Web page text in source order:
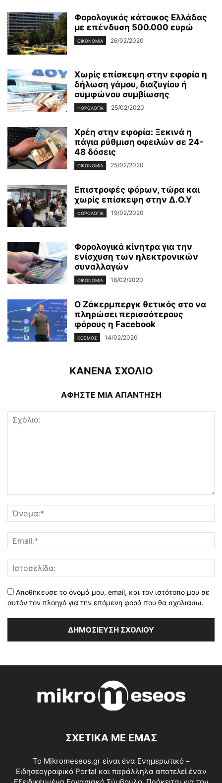
Φορολογικός κάτοικος Ελλάδας
με επένδυση 500.000 ευρώ
ΟΙΚΟΝΟΜΊΑ 26/02/2020
Χωρίς επίσκεψη στην εφορία η
δήλωση γάμου, διαζυγίου ή
συμφώνου συμβίωσης
ΦΟΡΟΛΟΓΊΑ 25/02/2020
Χρέη στην εφορία: Ξεκινά η
πάγια ρύθμιση οφειλών σε 24-
48 δόσεις
ΟΙΚΟΝΟΜΊΑ 25/02/2020
Επιστροφές φόρων, τώρα και
χωρίς επίσκεψη στην Δ.Ο.Υ
ΦΟΡΟΛΟΓΊΑ 19/02/2020
Φορολογικά κίνητρα για την
ενίσχυση των ηλεκτρονικών
συναλλαγών
ΟΙΚΟΝΟΜΊΑ 18/02/2020
Ο Ζάκερμπεργκ θετικός στο να
πληρώσει περισσότερους
φόρους η Facebook
ΚΌΣΜΟΣ 14/02/2020
ΚΑΝΕΝΑ ΣΧΟΛΙΟ
ΑΦΗΣΤΕ ΜΙΑ ΑΠΑΝΤΗΣΗ
Αποθήκευσε το όνομά μου, email, και τον ιστότοπο μου σε
αυτόν τον πλοηγό για την επόμενη φορά που θα σχολιάσω.
ΣΧΕΤΙΚΑ ΜΕ ΕΜΑΣ
Το Mikromeseos.gr είναι ένα Ενημερωτικό –
Ειδησεογραφικό Portal και παράλληλα αποτελεί έναν